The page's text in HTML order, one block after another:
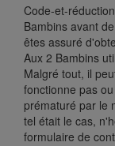
Code-et-
Bambins avant
êtes assuré
Aux 2 Bambins
Malgré tout, il
fonctionne pas
prématuré par le
tel était le cas,
formulaire de